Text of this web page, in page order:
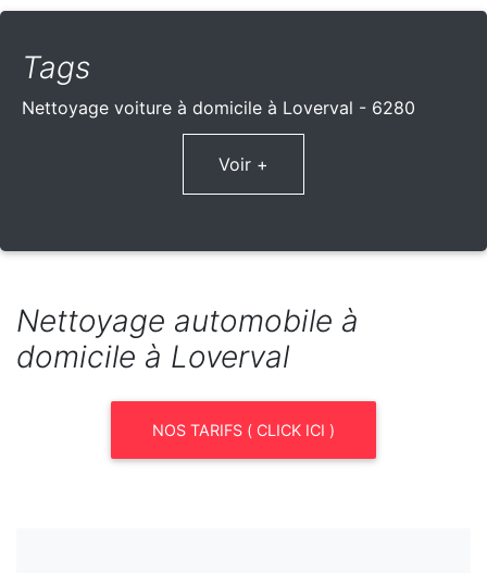
Tags
Nettoyage voiture à domicile à Loverval - 6280
Voir +
Nettoyage automobile à
domicile à Loverval
NOS TARIFS ( CLICK ICI )